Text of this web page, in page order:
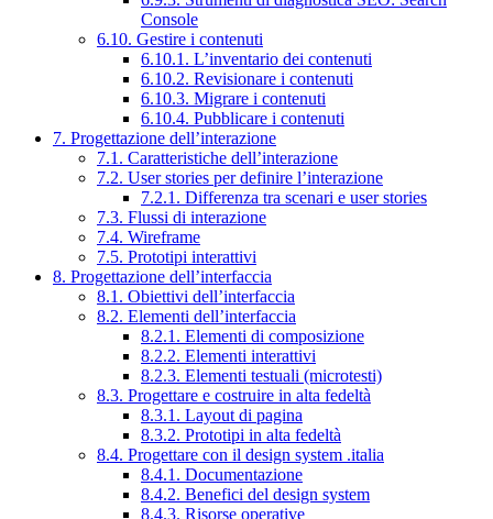
Console
6.10. Gestire i contenuti
6.10.1. L’inventario dei contenuti
6.10.2. Revisionare i contenuti
6.10.3. Migrare i contenuti
6.10.4. Pubblicare i contenuti
7. Progettazione dell’interazione
7.1. Caratteristiche dell’interazione
7.2. User stories per definire l’interazione
7.2.1. Differenza tra scenari e user stories
7.3. Flussi di interazione
7.4. Wireframe
7.5. Prototipi interattivi
8. Progettazione dell’interfaccia
8.1. Obiettivi dell’interfaccia
8.2. Elementi dell’interfaccia
8.2.1. Elementi di composizione
8.2.2. Elementi interattivi
8.2.3. Elementi testuali (microtesti)
8.3. Progettare e costruire in alta fedeltà
8.3.1. Layout di pagina
8.3.2. Prototipi in alta fedeltà
8.4. Progettare con il design system .italia
8.4.1. Documentazione
8.4.2. Benefici del design system
8.4.3. Risorse operative